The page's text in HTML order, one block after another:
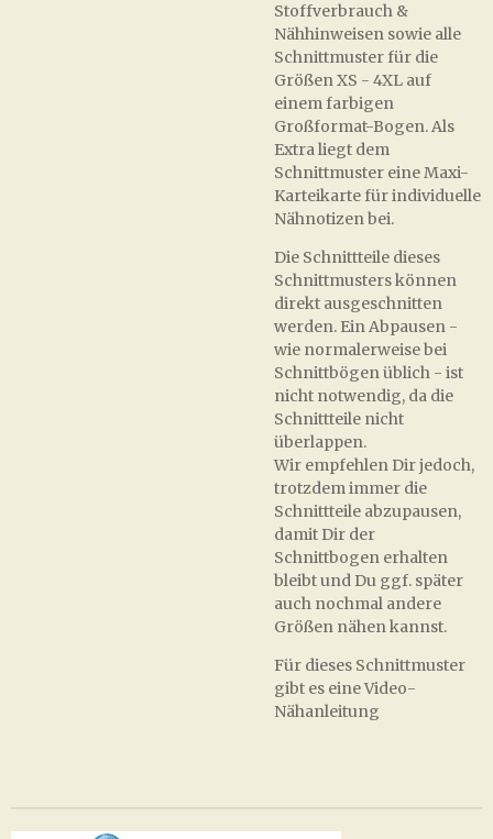
Stoffverbrauch &
Nähhinweisen sowie alle
Schnittmuster für die
Größen XS - 4XL auf
einem farbigen
Großformat-Bogen. Als
Extra liegt dem
Schnittmuster eine Maxi-
Karteikarte für individuelle
Nähnotizen bei.
Die Schnittteile dieses
Schnittmusters können
direkt ausgeschnitten
werden. Ein Abpausen -
wie normalerweise bei
Schnittbögen üblich - ist
nicht notwendig, da die
Schnittteile nicht
überlappen.
Wir empfehlen Dir jedoch,
trotzdem immer die
Schnittteile abzupausen,
damit Dir der
Schnittbogen erhalten
bleibt und Du ggf. später
auch nochmal andere
Größen nähen kannst.
Für dieses Schnittmuster
gibt es eine Video-
Nähanleitung